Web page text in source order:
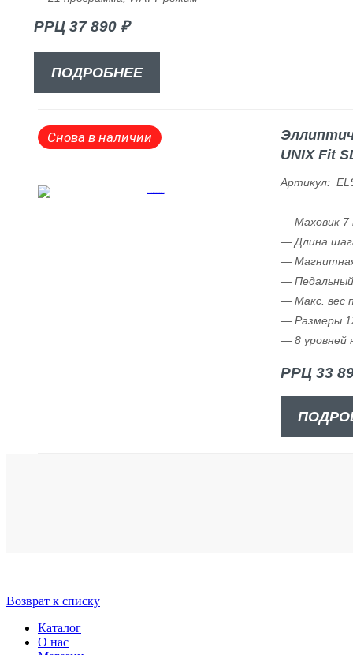
РРЦ 37 890 ₽
ПОДРОБНЕЕ
Снова в наличии
UNIX Fit
Артикул:
— Маховик 7
— Длина
—
—
— Макс. вес
— Размеры
— 8 уровней
РРЦ 33
Возврат к списку
Каталог
О нас